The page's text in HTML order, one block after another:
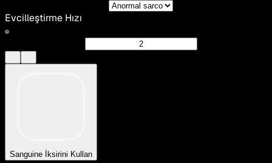
Evcilleştirme Hızı
Sanguine İksirini Kullan